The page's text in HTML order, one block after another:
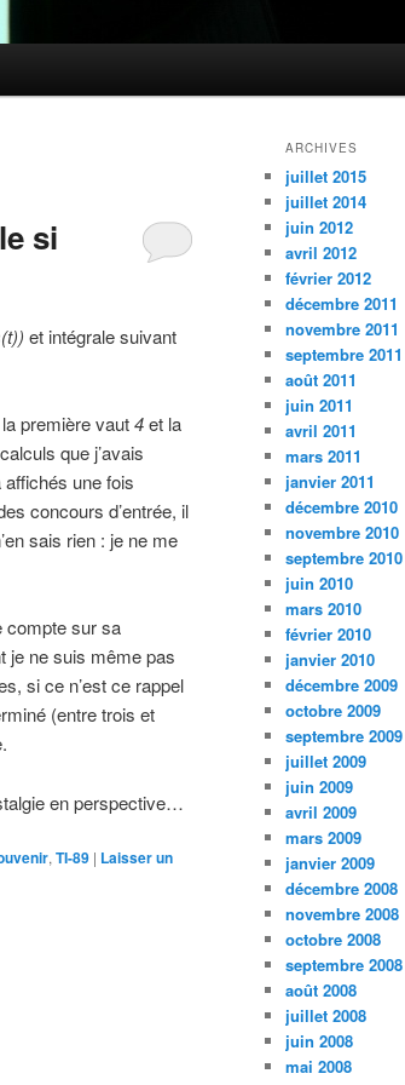
si
et intégrale suivant
première vaut4et la
que j’avais
affichés une fois
concours d’entrée, il
sais rien : je ne me
compte sur sa
je ne suis même pas
si ce n’est ce rappel
(entre trois et
en perspective…
, TI-89 | Laisser un
ARCHIVES
juillet 2015
juillet 2014
juin 2012
avril 2012
février 2012
décembre 2011
novembre 2011
septembre 2011
août 2011
juin 2011
avril 2011
mars 2011
janvier 2011
décembre 2010
novembre 2010
septembre 2010
juin 2010
mars 2010
février 2010
janvier 2010
décembre 2009
octobre 2009
septembre 2009
juillet 2009
juin 2009
avril 2009
mars 2009
janvier 2009
décembre 2008
novembre 2008
octobre 2008
septembre 2008
août 2008
juillet 2008
juin 2008
mai 2008